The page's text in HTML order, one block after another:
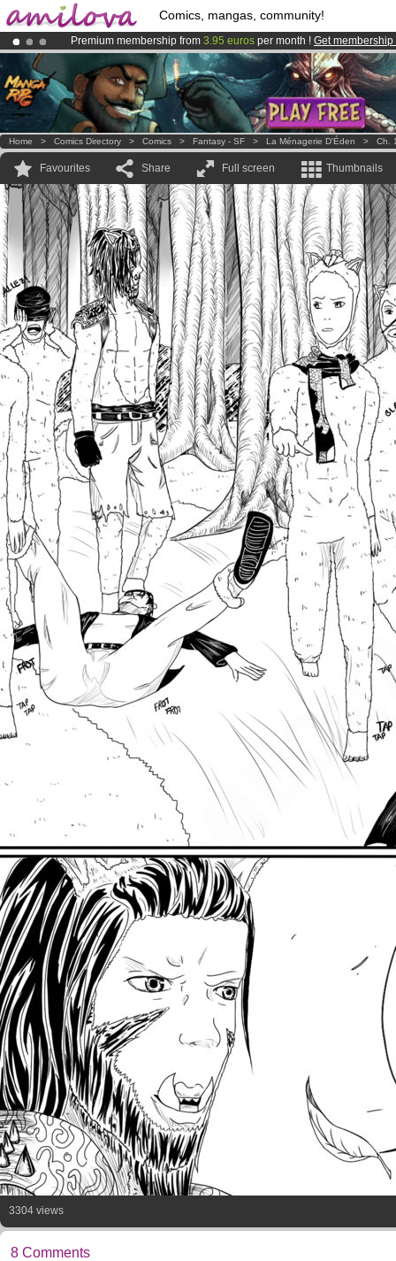
Comics, mangas, community!
Premium membership from 3.95 euros per month ! Get membership
Already 100000membersand 1000comics & mangas!.
AmilovaKickstarter is now LIVE!.
Home > Comics Directory > Comics > Fantasy - SF > La Ménagerie D'Éden > Ch.
Favourites Share Full screen Thumbnails
3304 views
8 Comments